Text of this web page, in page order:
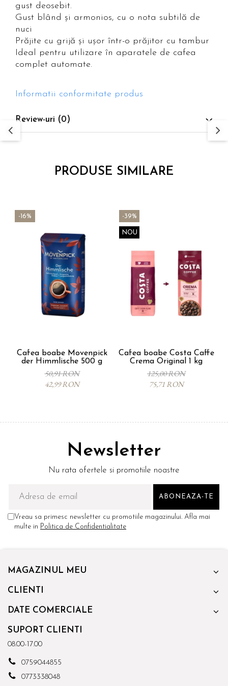
gust deosebit.
Gust blând și armonios, cu o nota subtilă de
nuci
Prăjite cu grijă și ușor într-o prăjitor cu tambur
Ideal pentru utilizare în aparatele de cafea
complet automate.
Informatii conformitate produs
Review-uri (0)
PRODUSE SIMILARE
-16%
Cafea boabe Movenpick
der Himmlische 500 g
50,91 RON
42,99 RON
-39%
NOU
Cafea boabe Costa Caffe
Crema Original 1 kg
125,00 RON
75,71 RON
Newsletter
Nu rata ofertele si promotiile noastre
Vreau sa primesc newsletter cu promotiile magazinului. Afla mai
multe in Politica de Confidentialitate
MAGAZINUL MEU
CLIENTI
DATE COMERCIALE
SUPORT CLIENTI
08.00-17.00
0759044855
0773338048